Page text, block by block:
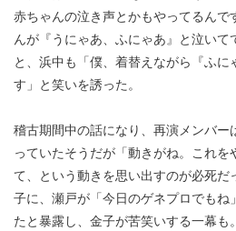
赤ちゃんの泣き声とかもやってるんで
んが『うにゃあ、ふにゃあ』と泣いて
と、浜中も「僕、着替えながら『ふ
す」と笑いを誘った。
稽古期間中の話になり、再演メンバー
っていたそうだが「動きがね。これを
て、という動きを思い出すのが必死
子に、瀬戸が「今日のゲネプロでも
たと暴露し、金子が苦笑いする一幕も。